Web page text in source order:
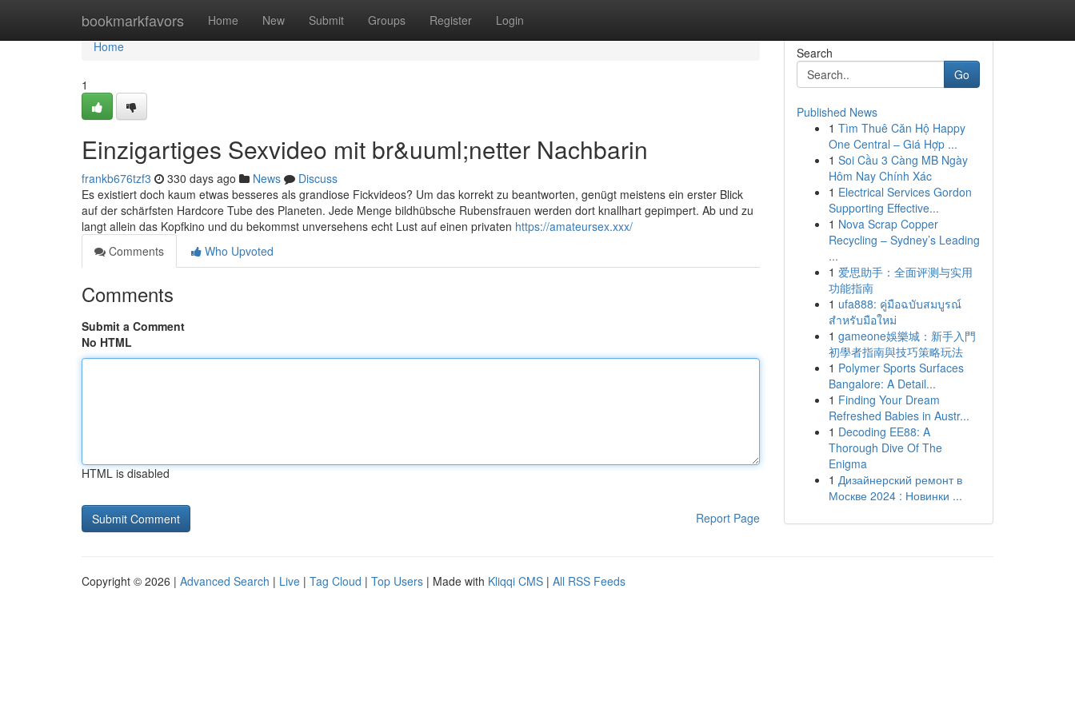
bookmarkfavors Home New Submit Groups Register Login
Home
Home
1
Einzigartiges Sexvideo mit br&uuml;netter Nachbarin
frankb676tzf3 330 days ago News
Discuss
Es existiert doch kaum etwas besseres als grandiose Fickvideos? Um das korrekt zu beantworten, genügt meistens ein erster Blick
auf der schärfsten Hardcore Tube des Planeten. Jede Menge bildhübsche Rubensfrauen werden dort knallhart gepimpert. Ab und zu
langt allein das Kopfkino und du bekommst unversehens echt Lust auf einen privaten https://amateursex.xxx/
Comments
Who Upvoted
Comments
Submit a Comment
No HTML
HTML is disabled
Report Page
Search
Go
Published News
1 Tìm Thuê Căn Hộ Happy
One Central – Giá Hợp ...
1 Soi Cầu 3 Càng MB Ngày
Hôm Nay Chính Xác
1 Electrical Services Gordon
Supporting Effective...
1 Nova Scrap Copper
Recycling – Sydney’s Leading
...
1 爱思助手：全面评测与实用
功能指南
1 ufa888: คู่มือฉบับสมบูรณ์
สำหรับมือใหม่
1 gameone娛樂城：新手入門
初學者指南與技巧策略玩法
1 Polymer Sports Surfaces
Bangalore: A Detail...
1 Finding Your Dream
Refreshed Babies in Austr...
1 Decoding EE88: A
Thorough Dive Of The
Enigma
1 Дизайнерский ремонт в
Москве 2024 : Новинки ...
Copyright © 2026 | Advanced Search | Live | Tag Cloud | Top Users | Made with Kliqqi CMS | All RSS Feeds